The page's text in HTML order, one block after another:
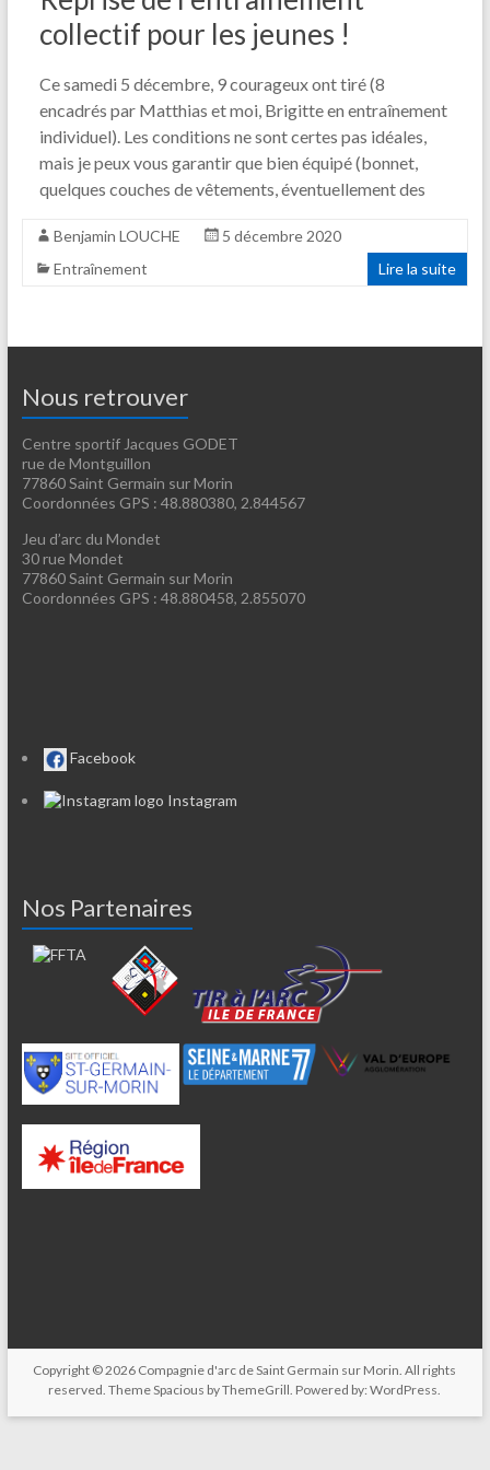
collectif pour les jeunes !
Ce samedi 5 décembre, 9 courageux ont tiré (8
encadrés par Matthias et moi, Brigitte en entraînement
individuel). Les conditions ne sont certes pas idéales,
mais je peux vous garantir que bien équipé (bonnet,
quelques couches de vêtements, éventuellement des
Benjamin LOUCHE
5 décembre 2020
Entraînement
Lire la suite
Nous retrouver
Centre sportif Jacques GODET
rue de Montguillon
77860 Saint Germain sur Morin
Coordonnées GPS : 48.880380, 2.844567
Jeu d’arc du Mondet
30 rue Mondet
77860 Saint Germain sur Morin
Coordonnées GPS : 48.880458, 2.855070
Facebook
Instagram
Nos Partenaires
Copyright © 2026 Compagnie d'arc de Saint Germain sur Morin. All rights
reserved. ThemeSpacious by ThemeGrill. Powered by:WordPress.